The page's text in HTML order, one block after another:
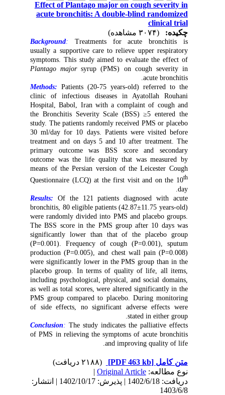
Effect of Plantago major on cough severity in
acute bronchitis: A double-blind randomized
clinical trial
چکیده:
Background
Treatments for acute bronchitis is
usually a supportive care to relieve upper respiratory
symptoms.This study aimed to evaluate the effect of
Plantago majorsyrup (PMS) on cough severity in
acute bronchitis.
Methods:Patients (20-75 years-old) referred to the
clinic of infectious diseases in Ayatollah Rouhani
Hospital, Babol, Iran with a complaint of cough and
the Bronchitis Severity Scale (BSS) ≥5 entered the
study. The patients randomly received PMS or placebo
30 ml/day for 10 days. Patients were visited before
treatment and on days 5 and 10 after treatment.The
primary outcome was BSS score and secondary
outcome wasthe life quality that was measured by
means of the Persian version of the Leicester Cough
Questionnaire (LCQ) at the first visit and on the 10
day.
Results:Of the 121 patients diagnosed with acute
bronchitis, 80 eligible patients (42.87±11.75 years-old)
were randomly divided into PMS and placebo groups.
The BSS score in the PMS group after 10 days was
significantly lower than that of the placebo group
(P=0.001). Frequency of cough (P=0.001), sputum
production (P=0.005), and chest wall pain (P=0.008)
were significantly lower in the PMS group than in the
placebo group. In terms of quality of life, all items,
including psychological, physical, and social domains,
as well as total scores, were altered significantly in the
PMS group compared to placebo. During monitoring
of side effects, no significant adverse effects were
stated in either group.
Conclusion: The study indicates the palliative effects
of PMS in relieving the symptoms of acute bronchitis
and improving quality of life
.
متن کامل[PDF 463 kb]
نوع مطالعه:Original Article
|
دریافت: 1402/6/18 | پذیرش: 1402/10/17 | انتشار:
1403/6/8